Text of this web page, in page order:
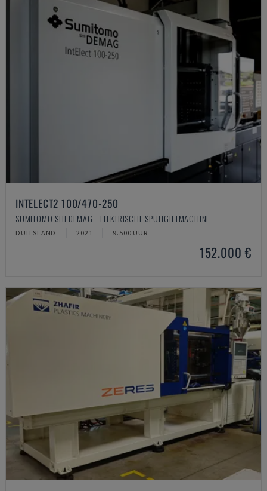
INTELECT2 100/470-250
SUMITOMO SHI DEMAG - ELEKTRISCHE SPUITGIETMACHINE
DUITSLAND 2021 9.500 UUR
152.000 €